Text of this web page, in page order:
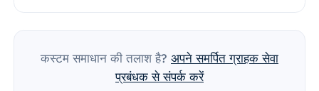
कस्टम समाधान की तलाश है? अपने समर्पित ग्राहक सेवा
प्रबंधक से संपर्क करें